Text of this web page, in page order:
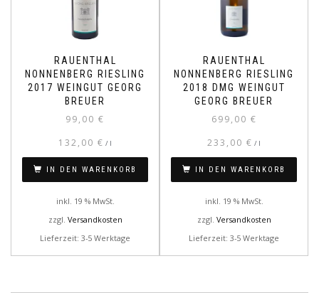
RAUENTHAL
NONNENBERG RIESLING
2017 WEINGUT GEORG
BREUER
99,00 €
132,00 € / l
IN DEN WARENKORB
inkl. 19 % MwSt.
zzgl. Versandkosten
Lieferzeit: 3-5 Werktage
RAUENTHAL
NONNENBERG RIESLING
2018 DMG WEINGUT
GEORG BREUER
699,00 €
233,00 € / l
IN DEN WARENKORB
inkl. 19 % MwSt.
zzgl. Versandkosten
Lieferzeit: 3-5 Werktage